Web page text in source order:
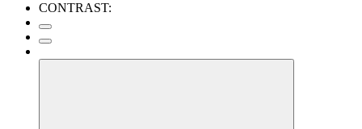
CONTRAST: